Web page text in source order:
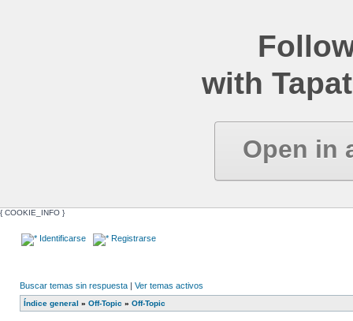
with
Open in
{ COOKIE_INFO }
Identificarse Registrarse
Buscar temas sin respuesta | Ver temas activos
Índice general » Off-Topic » Off-Topic